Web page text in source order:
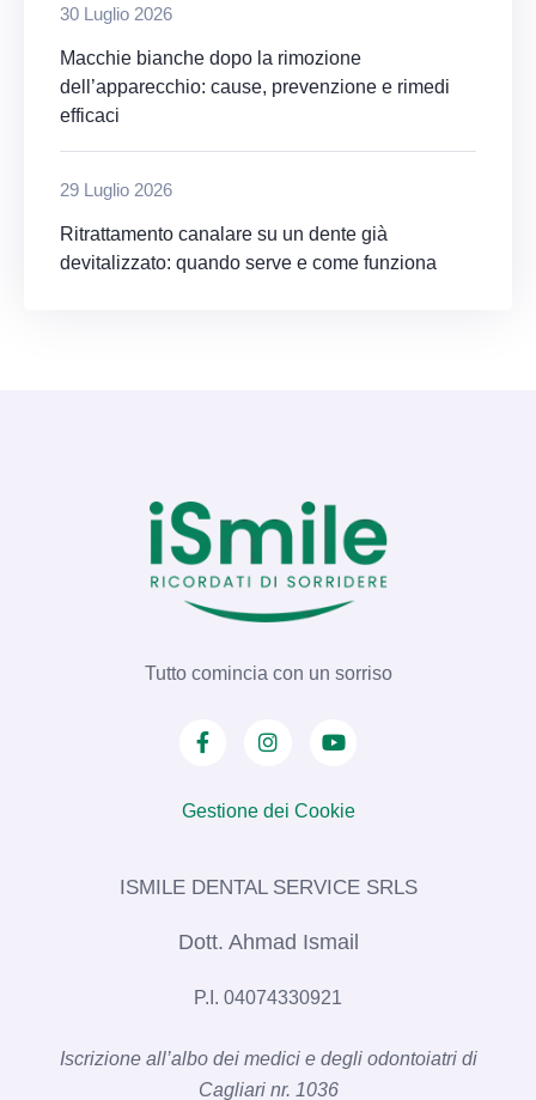
30 Luglio 2026
Macchie bianche dopo la rimozione
dell’apparecchio: cause, prevenzione e rimedi
efficaci
29 Luglio 2026
Ritrattamento canalare su un dente già
devitalizzato: quando serve e come funziona
Tutto comincia con un sorriso
Gestione dei Cookie
ISMILE DENTAL SERVICE SRLS​
Dott. Ahmad Ismail
P.I. 04074330921
Iscrizione all’albo dei medici e degli odontoiatri di
Cagliari nr. 1036​